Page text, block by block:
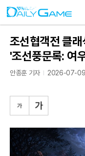
조선협객전 클
'조선풍문록: 여
안종훈 기자 2026-07-